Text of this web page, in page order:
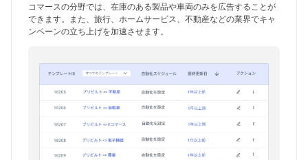
コマースの分野では、在庫のある製品や車両のみを広告することが
できます。また、旅行、ホームサービス、不動産などの業界でキャ
ンペーンの立ち上げを加速させます。